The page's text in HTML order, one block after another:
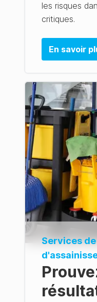
les risques
critiques.
En savoir
Services